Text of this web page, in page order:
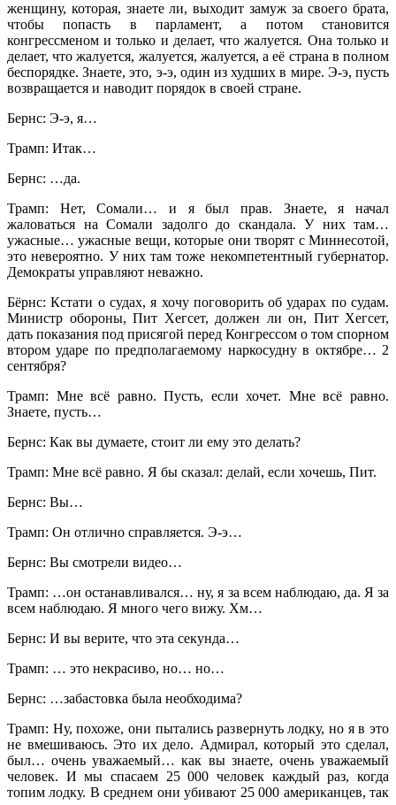
женщину, которая, знаете ли, выходит замуж за своего брата,
чтобы попасть в парламент, а потом становится
конгрессменом и только и делает, что жалуется. Она только и
делает, что жалуется, жалуется, жалуется, а её страна в полном
беспорядке. Знаете, это, э-э, один из худших в мире. Э-э, пусть
возвращается и наводит порядок в своей стране.
Бернс: Э-э, я…
Трамп: Итак…
Бернс: …да.
Трамп: Нет, Сомали… и я был прав. Знаете, я начал
жаловаться на Сомали задолго до скандала. У них там…
ужасные… ужасные вещи, которые они творят с Миннесотой,
это невероятно. У них там тоже некомпетентный губернатор.
Демократы управляют неважно.
Бёрнс: Кстати о судах, я хочу поговорить об ударах по судам.
Министр обороны, Пит Хегсет, должен ли он, Пит Хегсет,
дать показания под присягой перед Конгрессом о том спорном
втором ударе по предполагаемому наркосудну в октябре… 2
сентября?
Трамп: Мне всё равно. Пусть, если хочет. Мне всё равно.
Знаете, пусть…
Бернс: Как вы думаете, стоит ли ему это делать?
Трамп: Мне всё равно. Я бы сказал: делай, если хочешь, Пит.
Бернс: Вы…
Трамп: Он отлично справляется. Э-э…
Бернс: Вы смотрели видео…
Трамп: …он останавливался… ну, я за всем наблюдаю, да. Я за
всем наблюдаю. Я много чего вижу. Хм…
Бернс: И вы верите, что эта секунда…
Трамп: … это некрасиво, но… но…
Бернс: …забастовка была необходима?
Трамп: Ну, похоже, они пытались развернуть лодку, но я в это
не вмешиваюсь. Это их дело. Адмирал, который это сделал,
был… очень уважаемый… как вы знаете, очень уважаемый
человек. И мы спасаем 25 000 человек каждый раз, когда
топим лодку. В среднем они убивают 25 000 американцев, так